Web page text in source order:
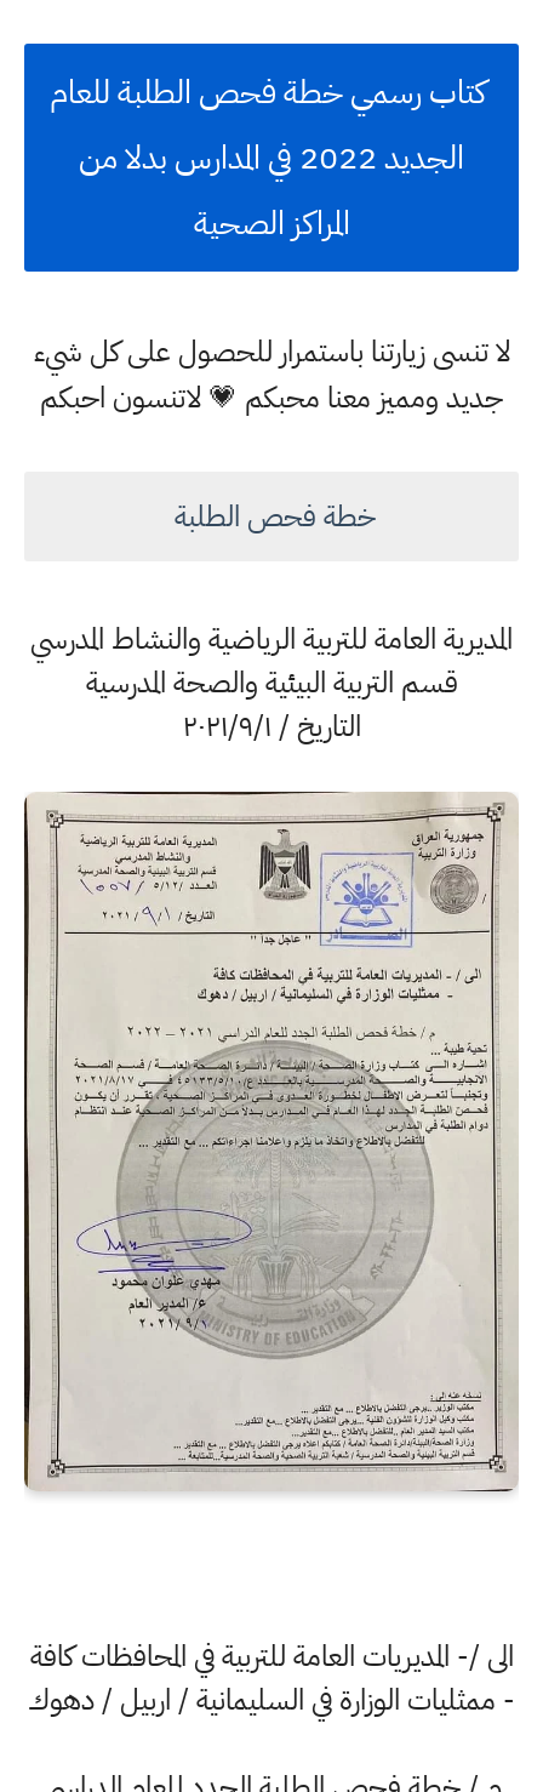
كتاب رسمي خطة فحص الطلبة للعام
الجديد 2022 في المدارس بدلا من
المراكز الصحية
لا تنسى زيارتنا باستمرار للحصول على كل شيء
جديد ومميز معنا محبكم 💗 لاتنسون احبكم
خطة فحص الطلبة
المديرية العامة للتربية الرياضية والنشاط المدرسي
قسم التربية البيئية والصحة المدرسية
التاريخ / ۲۰۲۱/۹/۱
الى /- المديريات العامة للتربية في المحافظات كافة
- ممثليات الوزارة في السليمانية / اربيل / دهوك